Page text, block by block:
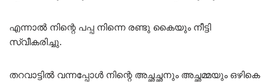
എന്നാൽ നിന്റെ പപ്പ നിന്നെ രണ്ടു കൈയും നീട്ടി
സ്വീകരിച്ചു.
തറവാട്ടിൽ വന്നപ്പോൾ നിന്റെ അച്ഛച്ഛനും അച്ഛമ്മയും ഒഴികെ